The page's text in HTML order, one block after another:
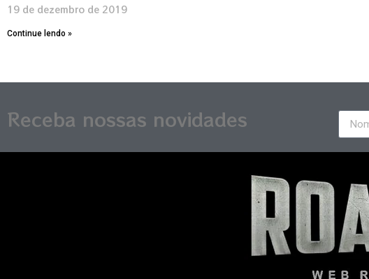
19 de dezembro de 2019
Continue lendo »
Receba nossas novidades